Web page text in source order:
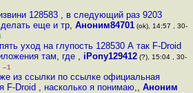
128583 , в следующий раз 9203
еще и тр,Аноним84701 (ok), 14:57 , 30-
уход на глупость 128530 А так F-Droid
там, где , iPony129412(?), 15:04 , 30-
–1
из ссылки по ссылке официальная
F-Droid , насколько я понимаю,, Аноним